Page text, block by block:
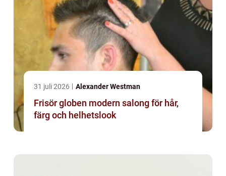
31 juli 2026 Alexander Westman
Frisör globen modern salong för hår,
färg och helhetslook